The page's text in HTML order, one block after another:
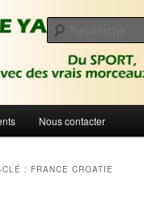
du Sport
morceaux de foot | Gronique's
Nous contacter
CLÉ : FRANCE CROATIE